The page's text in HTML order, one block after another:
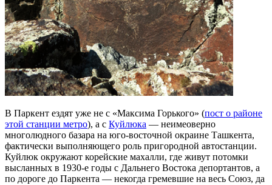
В Паркент ездят уже не с «Максима Горького» (пост о районе
этой станции метро), а с Куйлюка — неимеоверно
многолюдного базара на юго-восточной окраине Ташкента,
фактически выполняющего роль пригородной автостанции.
Куйлюк окружают корейские махалли, где живут потомки
высланных в 1930-е годы с Дальнего Востока депортантов, а
по дороге до Паркента — некогда гремевшие на весь Союз, да